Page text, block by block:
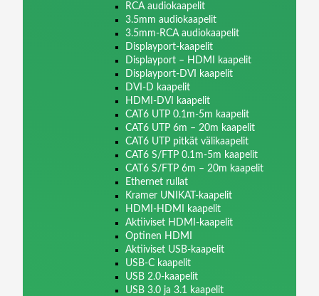
RCA audiokaapelit
3.5mm audiokaapelit
3.5mm-RCA audiokaapelit
Displayport-kaapelit
Displayport – HDMI kaapelit
Displayport-DVI kaapelit
DVI-D kaapelit
HDMI-DVI kaapelit
CAT6 UTP 0.1m-5m kaapelit
CAT6 UTP 6m – 20m kaapelit
CAT6 UTP pitkät välikaapelit
CAT6 S/FTP 0.1m-5m kaapelit
CAT6 S/FTP 6m – 20m kaapelit
Ethernet rullat
Kramer UNIKAT-kaapelit
HDMI-HDMI kaapelit
Aktiiviset HDMI-kaapelit
Optinen HDMI
Aktiiviset USB-kaapelit
USB-C kaapelit
USB 2.0-kaapelit
USB 3.0 ja 3.1 kaapelit